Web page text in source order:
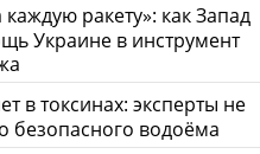
ракету»: как Запад
Украине в инструмент
в токсинах: эксперты не
безопасного водоёма